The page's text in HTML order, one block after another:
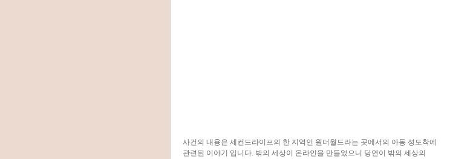
사건의 내용은 세컨드라이프의 한 지역인 원더월드라는 곳에서의 아동 성도착에
관련된 이야기 입니다. 밖의 세상이 온라인을 만들었으니 당연이 밖의 세상의